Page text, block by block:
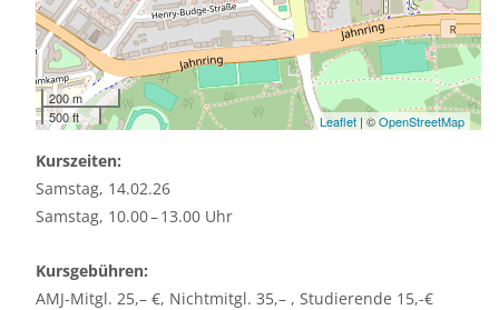
200 m
500 ft
Leaflet| ©OpenStreetMap
Kurszeiten:
Samstag, 14.02.26
Samstag, 10.00 – 13.00 Uhr
Kursgebühren:
AMJ-Mitgl. 25,– €, Nichtmitgl. 35,– , Studierende 15,-€